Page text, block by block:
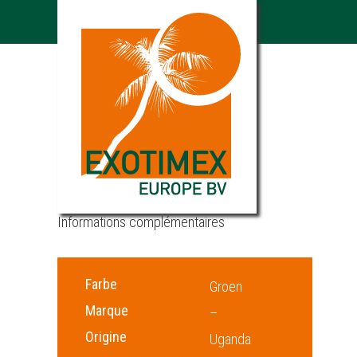
Catégorie :
Légumes du
Uganda
Informations complémentaires
Farbe
Groen
Marque
–
Origine
Uganda